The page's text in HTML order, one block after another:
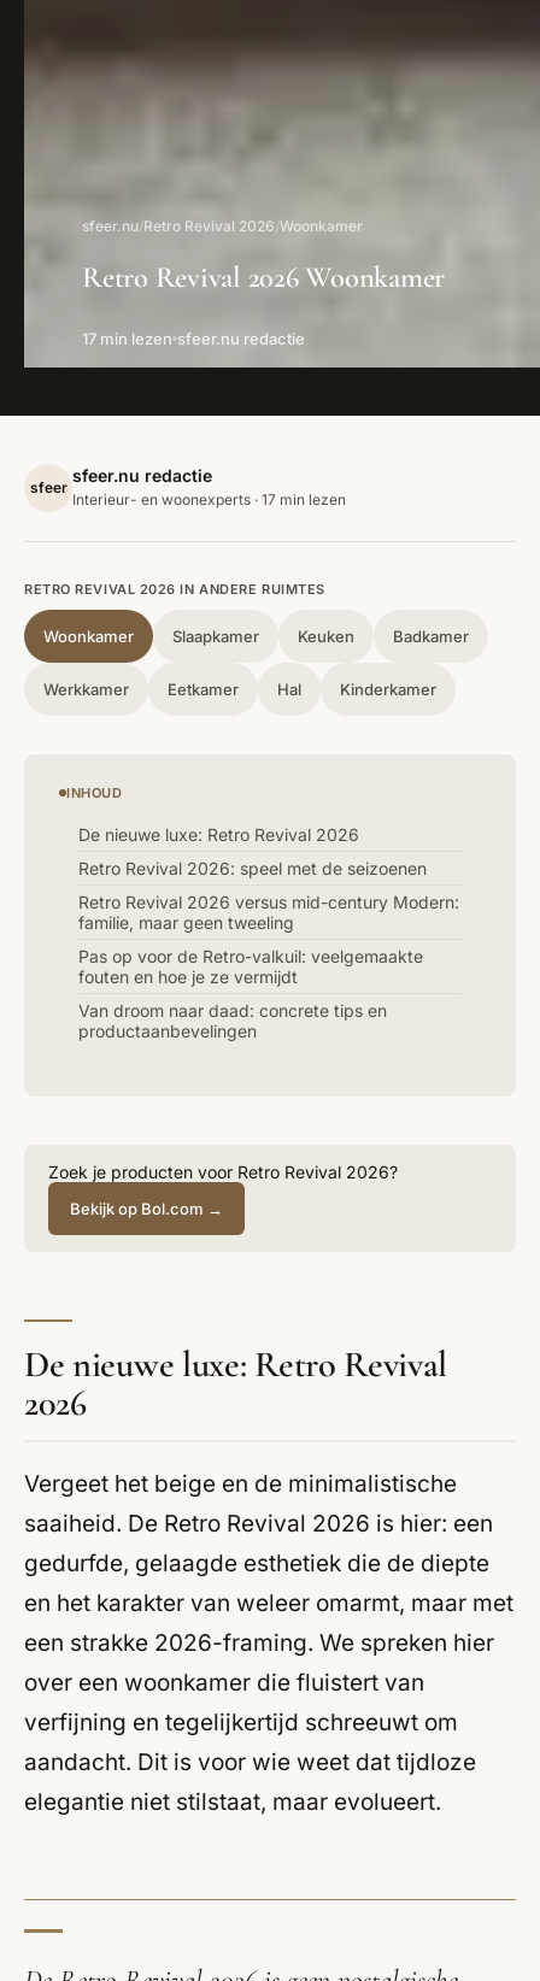
sfeer.nu/Retro Revival 2026/Woonkamer
Retro Revival 2026 Woonkamer
17 min lezen sfeer.nu redactie
sfeer
sfeer.nu redactie
Interieur- en woonexperts · 17 min lezen
RETRO REVIVAL 2026 IN ANDERE RUIMTES
Woonkamer Slaapkamer Keuken Badkamer
Werkkamer Eetkamer Hal Kinderkamer
INHOUD
De nieuwe luxe: Retro Revival 2026
Retro Revival 2026: speel met de seizoenen
Retro Revival 2026 versus mid-century Modern:
familie, maar geen tweeling
Pas op voor de Retro-valkuil: veelgemaakte
fouten en hoe je ze vermijdt
Van droom naar daad: concrete tips en
productaanbevelingen
Zoek je producten voor Retro Revival 2026?
Bekijk op Bol.com →
De nieuwe luxe: Retro Revival
2026
Vergeet het beige en de minimalistische
saaiheid. De Retro Revival 2026 is hier: een
gedurfde, gelaagde esthetiek die de diepte
en het karakter van weleer omarmt, maar met
een strakke 2026-framing. We spreken hier
over een woonkamer die fluistert van
verfijning en tegelijkertijd schreeuwt om
aandacht. Dit is voor wie weet dat tijdloze
elegantie niet stilstaat, maar evolueert.